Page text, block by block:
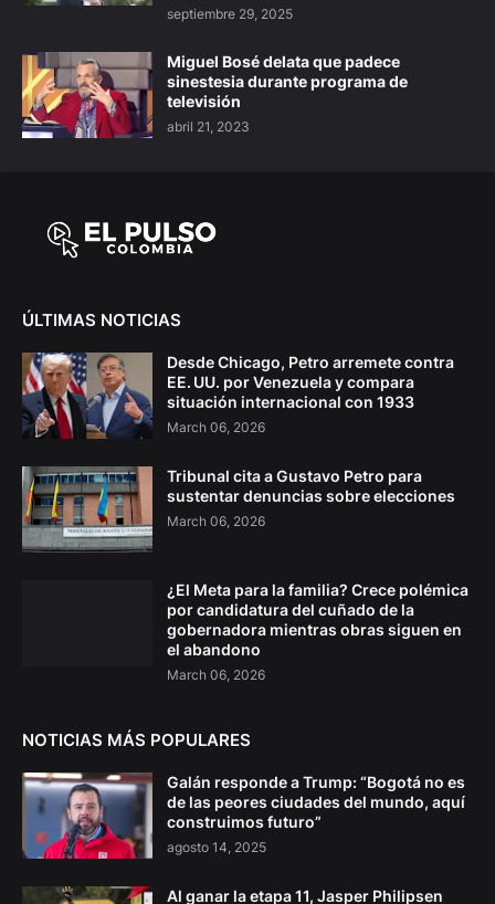
septiembre 29, 2025
Miguel Bosé delata que padece
sinestesia durante programa de
televisión
abril 21, 2023
ÚLTIMAS NOTICIAS
Desde Chicago, Petro arremete contra
EE. UU. por Venezuela y compara
situación internacional con 1933
March 06, 2026
Tribunal cita a Gustavo Petro para
sustentar denuncias sobre elecciones
March 06, 2026
¿El Meta para la familia? Crece polémica
por candidatura del cuñado de la
gobernadora mientras obras siguen en
el abandono
March 06, 2026
NOTICIAS MÁS POPULARES
Galán responde a Trump: “Bogotá no es
de las peores ciudades del mundo, aquí
construimos futuro”
agosto 14, 2025
Al ganar la etapa 11, Jasper Philipsen